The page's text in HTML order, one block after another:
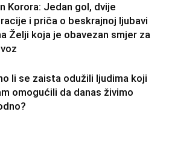
Korora: Jedan gol, dvije
i priča o beskrajnoj ljubavi
Želji koja je obavezan smjer za
li se zaista odužili ljudima koji
omogućili da danas živimo